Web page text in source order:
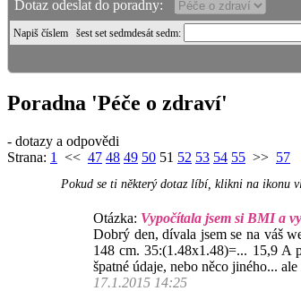
Dotaz odeslat do poradny:
Napiš číslem šest set sedmdesát sedm:
Poradna 'Péče o zdraví'
- dotazy a odpovědi
Strana: 1 << 47 48 49 50 51 52 53 54 55 >> 57
Pokud se ti některý dotaz líbí, klikni na ikonu
Otázka: Vypočítala jsem si BMI a
Dobrý den, dívala jsem se na váš
148 cm. 35:(1.48x1.48)=... 15,9 A
špatné údaje, nebo něco jiného...
17.1.2015 14:25